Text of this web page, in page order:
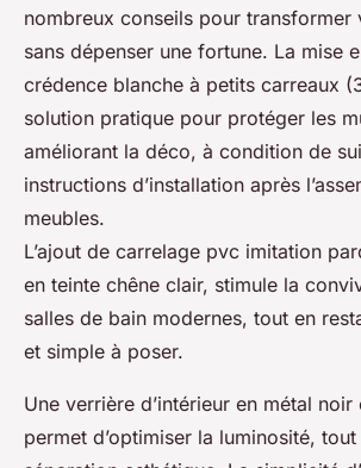
nombreux conseils pour transformer
sans dépenser une fortune. La mise
crédence blanche à petits carreaux
solution pratique pour protéger les
améliorant la déco, à condition de
instructions d’installation après
meubles.
L’ajout de carrelage pvc imitation
en teinte chêne clair, stimule la
salles de bain modernes, tout en
et simple à poser.
Une verrière d’intérieur en métal
permet d’optimiser la luminosité,